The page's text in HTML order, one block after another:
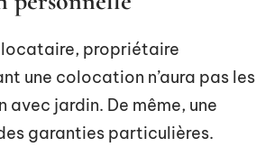
locataire, propriétaire
une colocation n’aura pas les
avec jardin. De même, une
garanties particulières.